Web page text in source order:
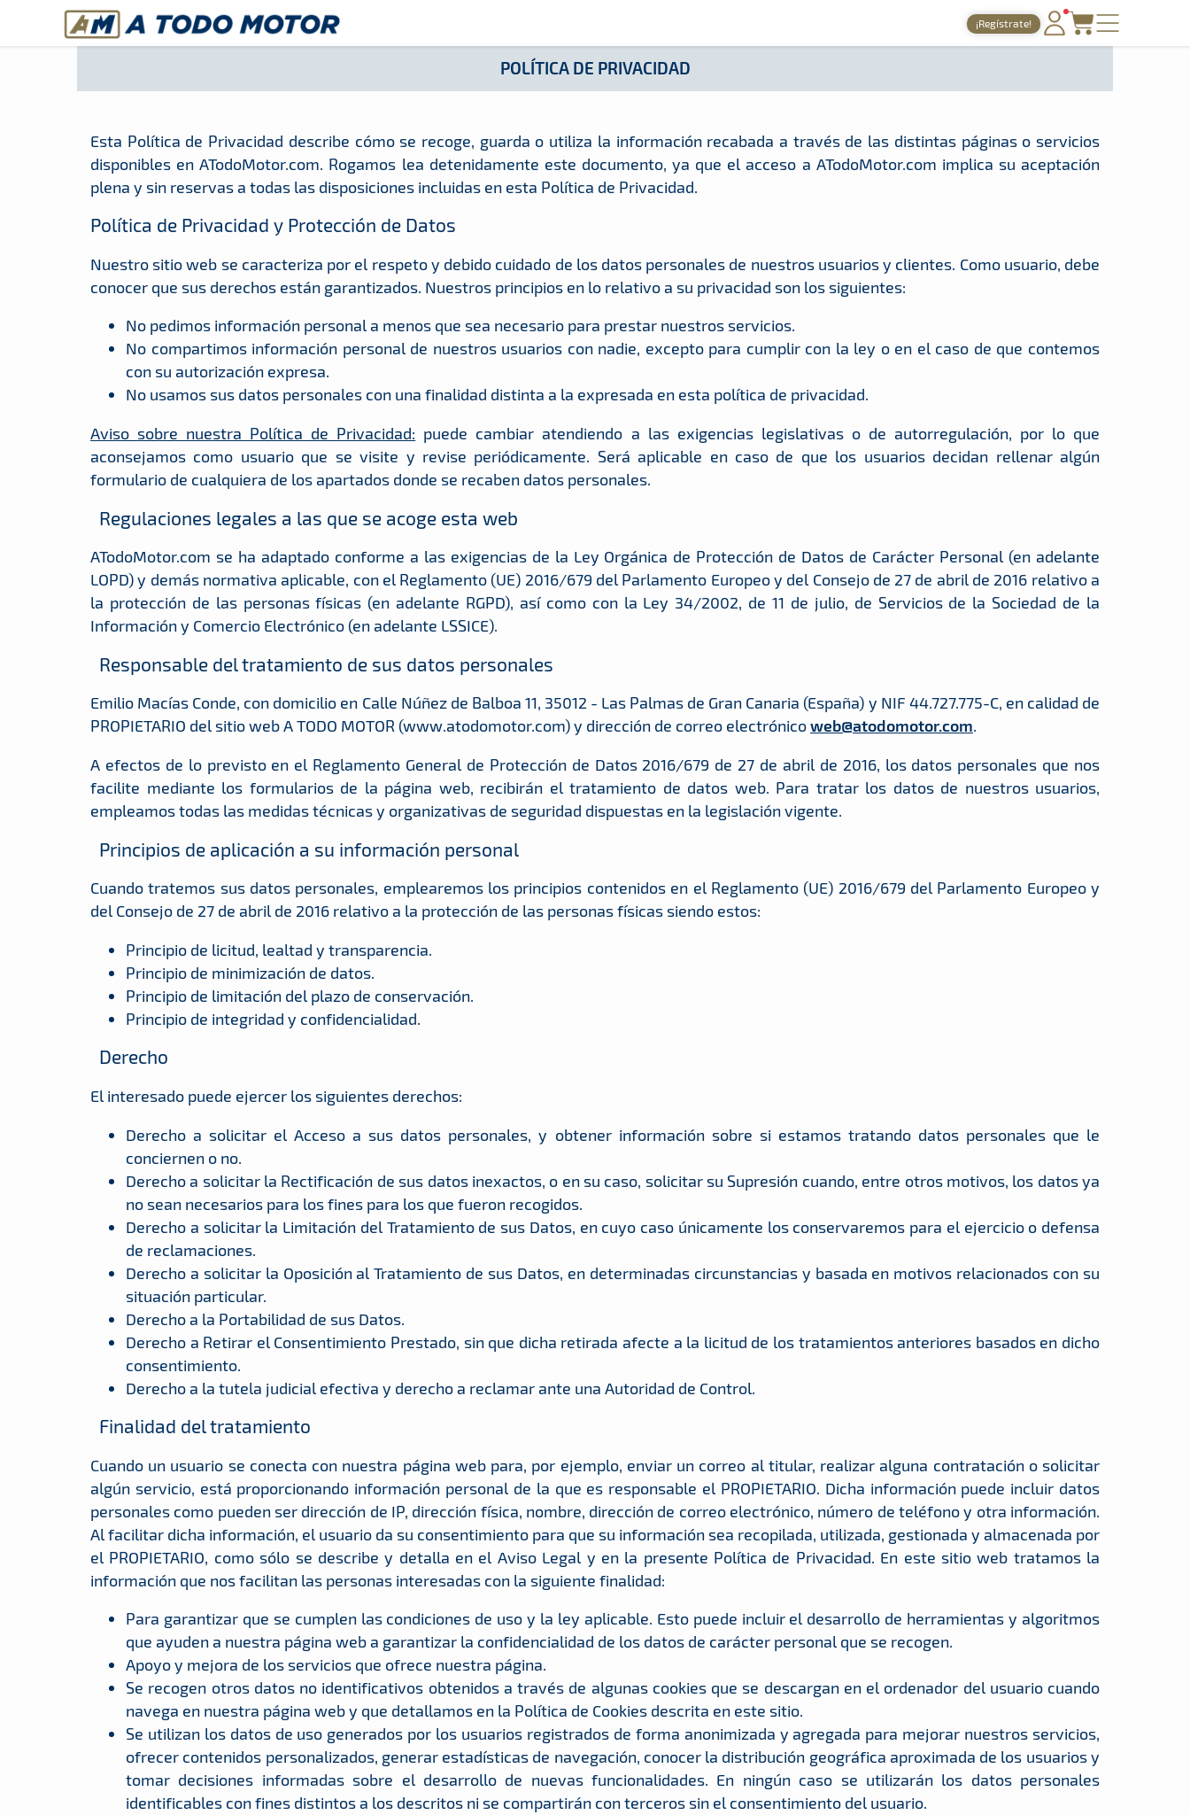
A Todo Motor· Revista del motor desde 1999 ¡Regístrate!
TIEMPOS ONLINE
NOTICIAS
AGENDA
ARCHIVO
POLÍTICA DE PRIVACIDAD
Esta Política de Privacidad describe cómo se recoge, guarda o utiliza la información recabada a través de las distintas páginas o servicios
disponibles en ATodoMotor.com. Rogamos lea detenidamente este documento, ya que el acceso a ATodoMotor.com implica su aceptación
plena y sin reservas a todas las disposiciones incluidas en esta Política de Privacidad.
Política de Privacidad y Protección de Datos
Nuestro sitio web se caracteriza por el respeto y debido cuidado de los datos personales de nuestros usuarios y clientes. Como usuario, debe
conocer que sus derechos están garantizados. Nuestros principios en lo relativo a su privacidad son los siguientes:
No pedimos información personal a menos que sea necesario para prestar nuestros servicios.
No compartimos información personal de nuestros usuarios con nadie, excepto para cumplir con la ley o en el caso de que contemos
con su autorización expresa.
No usamos sus datos personales con una finalidad distinta a la expresada en esta política de privacidad.
Aviso sobre nuestra Política de Privacidad: puede cambiar atendiendo a las exigencias legislativas o de autorregulación, por lo que
aconsejamos como usuario que se visite y revise periódicamente. Será aplicable en caso de que los usuarios decidan rellenar algún
formulario de cualquiera de los apartados donde se recaben datos personales.
Regulaciones legales a las que se acoge esta web
ATodoMotor.com se ha adaptado conforme a las exigencias de la Ley Orgánica de Protección de Datos de Carácter Personal (en adelante
LOPD) y demás normativa aplicable, con el Reglamento (UE) 2016/679 del Parlamento Europeo y del Consejo de 27 de abril de 2016 relativo a
la protección de las personas físicas (en adelante RGPD), así como con la Ley 34/2002, de 11 de julio, de Servicios de la Sociedad de la
Información y Comercio Electrónico (en adelante LSSICE).
Responsable del tratamiento de sus datos personales
Emilio Macías Conde, con domicilio en Calle Núñez de Balboa 11, 35012 - Las Palmas de Gran Canaria (España) y NIF 44.727.775-C, en calidad de
PROPIETARIO del sitio web A TODO MOTOR (www.atodomotor.com) y dirección de correo electrónicoweb@atodomotor.com.
A efectos de lo previsto en el Reglamento General de Protección de Datos 2016/679 de 27 de abril de 2016, los datos personales que nos
facilite mediante los formularios de la página web, recibirán el tratamiento de datos web. Para tratar los datos de nuestros usuarios,
empleamos todas las medidas técnicas y organizativas de seguridad dispuestas en la legislación vigente.
Principios de aplicación a su información personal
Cuando tratemos sus datos personales, emplearemos los principios contenidos en el Reglamento (UE) 2016/679 del Parlamento Europeo y
del Consejo de 27 de abril de 2016 relativo a la protección de las personas físicas siendo estos:
Principio de licitud, lealtad y transparencia.
Principio de minimización de datos.
Principio de limitación del plazo de conservación.
Principio de integridad y confidencialidad.
Derecho
El interesado puede ejercer los siguientes derechos:
Derecho a solicitar el Acceso a sus datos personales, y obtener información sobre si estamos tratando datos personales que le
conciernen o no.
Derecho a solicitar la Rectificación de sus datos inexactos, o en su caso, solicitar su Supresión cuando, entre otros motivos, los datos ya
no sean necesarios para los fines para los que fueron recogidos.
Derecho a solicitar la Limitación del Tratamiento de sus Datos, en cuyo caso únicamente los conservaremos para el ejercicio o defensa
de reclamaciones.
Derecho a solicitar la Oposición al Tratamiento de sus Datos, en determinadas circunstancias y basada en motivos relacionados con su
situación particular.
Derecho a la Portabilidad de sus Datos.
Derecho a Retirar el Consentimiento Prestado, sin que dicha retirada afecte a la licitud de los tratamientos anteriores basados en dicho
consentimiento.
Derecho a la tutela judicial efectiva y derecho a reclamar ante una Autoridad de Control.
Finalidad del tratamiento
Cuando un usuario se conecta con nuestra página web para, por ejemplo, enviar un correo al titular, realizar alguna contratación o solicitar
algún servicio, está proporcionando información personal de la que es responsable el PROPIETARIO. Dicha información puede incluir datos
personales como pueden ser dirección de IP, dirección física, nombre, dirección de correo electrónico, número de teléfono y otra información.
Al facilitar dicha información, el usuario da su consentimiento para que su información sea recopilada, utilizada, gestionada y almacenada por
el PROPIETARIO, como sólo se describe y detalla en el Aviso Legal y en la presente Política de Privacidad. En este sitio web tratamos la
información que nos facilitan las personas interesadas con la siguiente finalidad:
Para garantizar que se cumplen las condiciones de uso y la ley aplicable. Esto puede incluir el desarrollo de herramientas y algoritmos
que ayuden a nuestra página web a garantizar la confidencialidad de los datos de carácter personal que se recogen.
Apoyo y mejora de los servicios que ofrece nuestra página.
Se recogen otros datos no identificativos obtenidos a través de algunas cookies que se descargan en el ordenador del usuario cuando
navega en nuestra página web y que detallamos en la Política de Cookies descrita en este sitio.
Se utilizan los datos de uso generados por los usuarios registrados de forma anonimizada y agregada para mejorar nuestros servicios,
ofrecer contenidos personalizados, generar estadísticas de navegación, conocer la distribución geográfica aproximada de los usuarios y
tomar decisiones informadas sobre el desarrollo de nuevas funcionalidades. En ningún caso se utilizarán los datos personales
identificables con fines distintos a los descritos ni se compartirán con terceros sin el consentimiento del usuario.